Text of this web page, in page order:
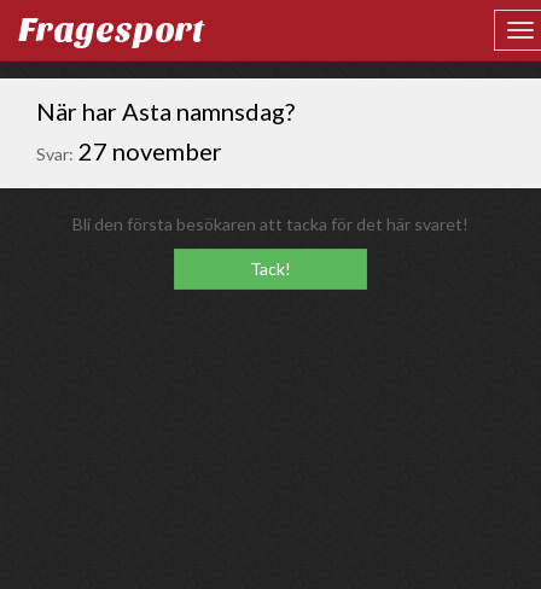
Fragesport
När har Asta namnsdag?
Svar: 27 november
Bli den första besökaren att tacka för det här svaret!
Tack!